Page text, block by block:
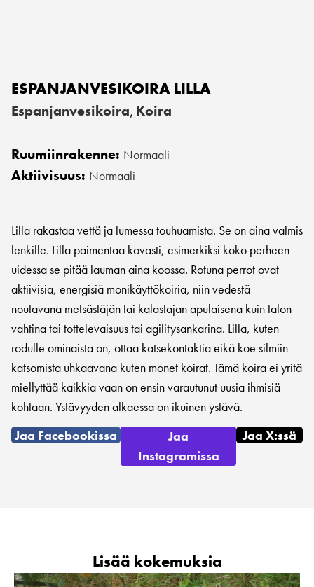
ESPANJANVESIKOIRA LILLA
Espanjanvesikoira, Koira
Ruumiinrakenne: Normaali
Aktiivisuus: Normaali
Lilla rakastaa vettä ja lumessa touhuamista. Se on aina valmis
lenkille. Lilla paimentaa kovasti, esimerkiksi koko perheen
uidessa se pitää lauman aina koossa. Rotuna perrot ovat
aktiivisia, energisiä monikäyttökoiria, niin vedestä
noutavana metsästäjän tai kalastajan apulaisena kuin talon
vahtina tai tottelevaisuus tai agilitysankarina. Lilla, kuten
rodulle ominaista on, ottaa katsekontaktia eikä koe silmiin
katsomista uhkaavana kuten monet koirat. Tämä koira ei yritä
miellyttää kaikkia vaan on ensin varautunut uusia ihmisiä
kohtaan. Ystävyyden alkaessa on ikuinen ystävä.
Jaa Facebookissa
Jaa
Instagramissa
Jaa X:ssä
Lisää kokemuksia